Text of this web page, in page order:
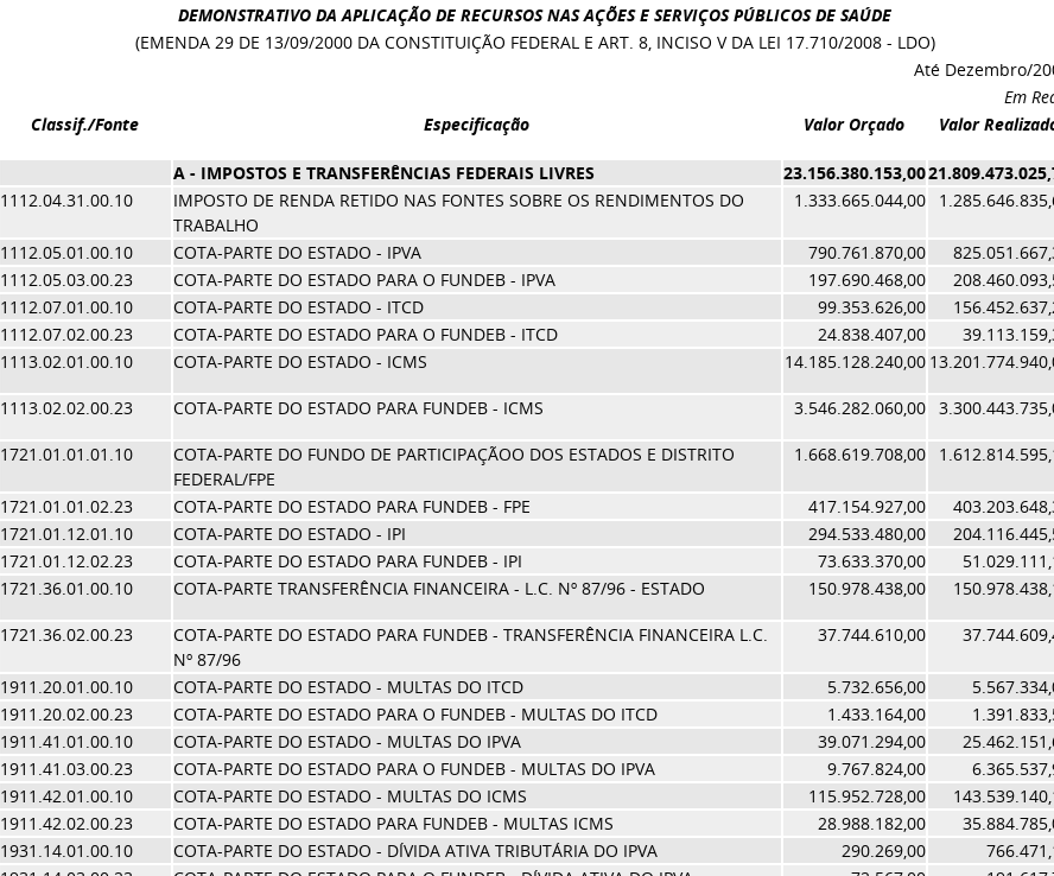
DEMONSTRATIVO DA APLICAÇÃO DE RECURSOS NAS AÇÕES E SERVIÇOS PÚBLICOS DE SAÚDE
(EMENDA 29 DE 13/09/2000 DA CONSTITUIÇÃO FEDERAL E ART. 8, INCISO V DA LEI 17.710/2008 - LDO)
Até Dezembro/
Em
Classif./Fonte
Especificação Valor Orçado Valor
A - IMPOSTOS E TRANSFERÊNCIAS FEDERAIS LIVRES 23.156.380.153,00
1112.04.31.00.10
IMPOSTO DE RENDA RETIDO NAS FONTES SOBRE OS RENDIMENTOS DO
TRABALHO
1.333.665.044,00
1112.05.01.00.10 COTA-PARTE DO ESTADO - IPVA 790.761.870,00
1112.05.03.00.23
COTA-PARTE DO ESTADO PARA O FUNDEB - IPVA 197.690.468,00
1112.07.01.00.10
COTA-PARTE DO ESTADO - ITCD 99.353.626,00
1112.07.02.00.23
COTA-PARTE DO ESTADO PARA O FUNDEB - ITCD 24.838.407,00
1113.02.01.00.10
COTA-PARTE DO ESTADO - ICMS 14.185.128.240,00
1113.02.02.00.23 COTA-PARTE DO ESTADO PARA FUNDEB - ICMS 3.546.282.060,00
1721.01.01.01.10
COTA-PARTE DO FUNDO DE PARTICIPAÇÃOO DOS ESTADOS E DISTRITO
FEDERAL/FPE
1.668.619.708,00
1721.01.01.02.23 COTA-PARTE DO ESTADO PARA FUNDEB - FPE 417.154.927,00
1721.01.12.01.10
COTA-PARTE DO ESTADO - IPI 294.533.480,00
1721.01.12.02.23
COTA-PARTE DO ESTADO PARA FUNDEB - IPI 73.633.370,00
1721.36.01.00.10
COTA-PARTE TRANSFERÊNCIA FINANCEIRA - L.C. Nº 87/96 - ESTADO 150.978.438,00
1721.36.02.00.23
COTA-PARTE DO ESTADO PARA FUNDEB - TRANSFERÊNCIA FINANCEIRA L.C.
Nº 87/96
37.744.610,00
1911.20.01.00.10 COTA-PARTE DO ESTADO - MULTAS DO ITCD 5.732.656,00
1911.20.02.00.23
COTA-PARTE DO ESTADO PARA O FUNDEB - MULTAS DO ITCD 1.433.164,00
1911.41.01.00.10
COTA-PARTE DO ESTADO - MULTAS DO IPVA 39.071.294,00
1911.41.03.00.23
COTA-PARTE DO ESTADO PARA O FUNDEB - MULTAS DO IPVA 9.767.824,00
1911.42.01.00.10
COTA-PARTE DO ESTADO - MULTAS DO ICMS 115.952.728,00
1911.42.02.00.23
COTA-PARTE DO ESTADO PARA FUNDEB - MULTAS ICMS 28.988.182,00
1931.14.01.00.10
COTA-PARTE DO ESTADO - DÍVIDA ATIVA TRIBUTÁRIA DO IPVA 290.269,00